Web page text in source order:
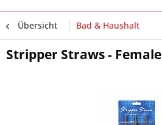
Übersicht Bad & Haushalt
Stripper Straws - Female